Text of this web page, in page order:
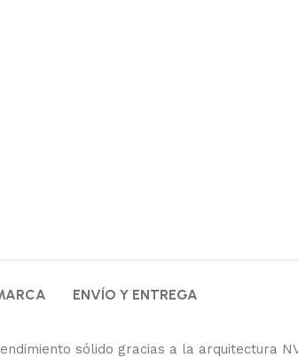
ENVÍO Y ENTREGA
sólido gracias a la arquitectura